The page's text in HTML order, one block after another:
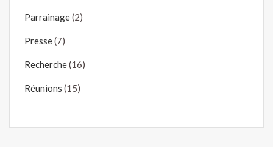
Parrainage(2)
Presse(7)
Recherche(16)
Réunions (15)